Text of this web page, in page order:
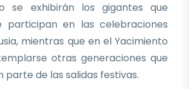
se exhibirán los gigantes que
participan en las celebraciones
mientras que en el Yacimiento
otras generaciones que
parte de las salidas festivas.